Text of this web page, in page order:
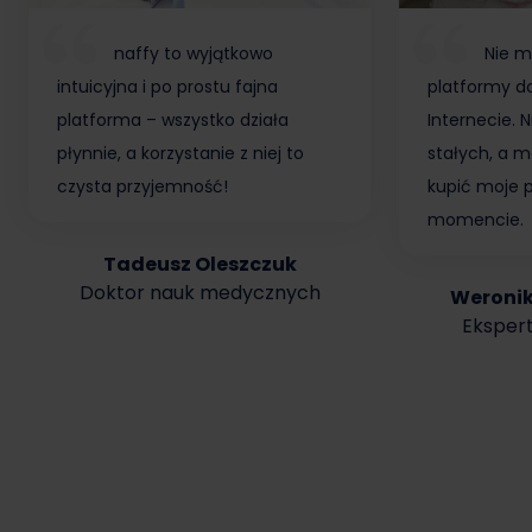
naffy to wyjątkowo
intuicyjna i po prostu fajna
platforma – wszystko działa
płynnie, a korzystanie z niej to
czysta przyjemność!
Tadeusz Oleszczuk
Doktor nauk medycznych
Nie
platformy
Internecie.
stałych, a
kupić moje
momencie.